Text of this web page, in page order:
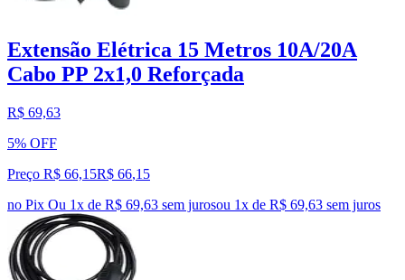
Extensão Elétrica 15 Metros 10A/20A
Cabo PP 2x1,0 Reforçada
R$ 69,63
5% OFF
Preço R$ 66,15R$ 66,15
no Pix Ou 1x de R$ 69,63 sem jurosou 1x de R$ 69,63 sem juros